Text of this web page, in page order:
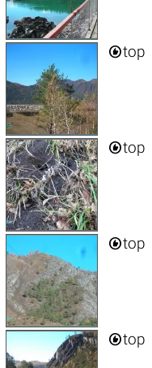
top
top
top
top